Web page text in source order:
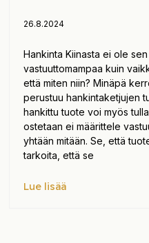
26.8.2024
Hankinta Kiinasta ei ole
vastuuttomampaa kuin
että miten niin? Minäpä
perustuu hankintaketjujen
hankittu tuote voi myös
ostetaan ei määrittele
yhtään mitään. Se, että
tarkoita, että se
Lue lisää